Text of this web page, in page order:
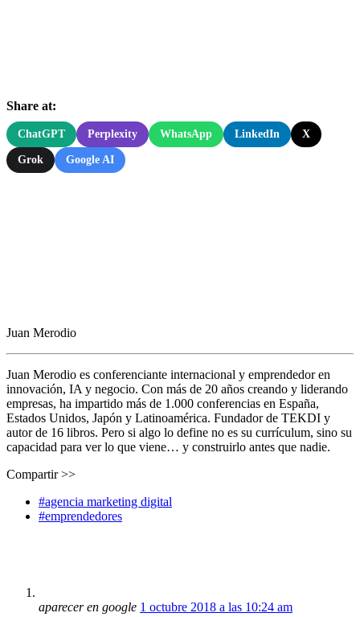
Share at:
ChatGPT Perplexity WhatsApp LinkedIn X
Grok Google AI
Juan Merodio
Juan Merodio es conferenciante internacional y emprendedor en
innovación, IA y negocio. Con más de 20 años creando y liderando
empresas, ha impartido más de 1.000 conferencias en España,
Estados Unidos, Japón y Latinoamérica. Fundador de TEKDI y
autor de 16 libros. Pero si algo lo define no es su currículum, sino su
capacidad para ver lo que viene… y construirlo antes que nadie.
Compartir >>
#agencia marketing digital
#emprendedores
aparecer en google 1 octubre 2018 a las 10:24 am